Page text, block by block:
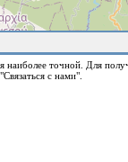
точной. Для
с нами".